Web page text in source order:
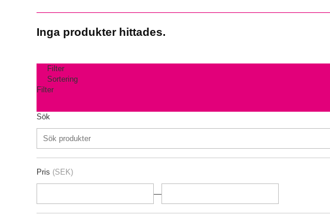
Inga produkter hittades.
Filter
Sortering
Filter
Sök
Pris (SEK)
—